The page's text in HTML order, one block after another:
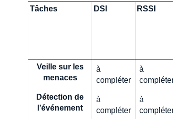
Tâches DSI RSSI
Veille sur les
menaces
à
compléter
à
Détection de
l’événement
à
compléter
à